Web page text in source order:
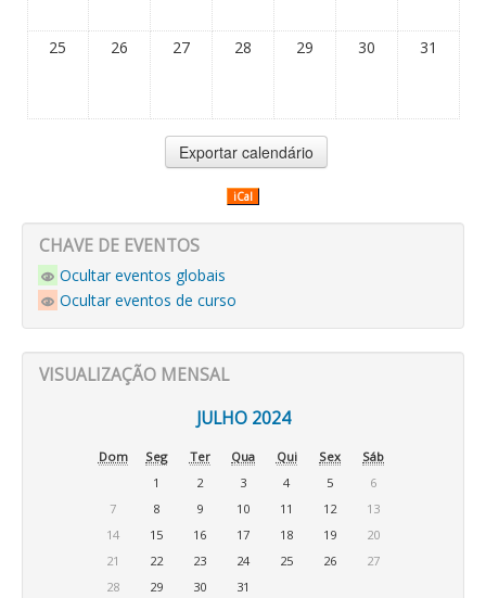
25 26 27 28 29 30 31
iCal
CHAVE DE EVENTOS
Ocultar eventos globais
Ocultar eventos de curso
VISUALIZAÇÃO MENSAL
JULHO 2024
Dom Seg Ter Qua Qui Sex
Sáb
1
2 3 4 5
6
7
8 9 10 11 12
13
14
15 16 17 18 19
20
21
22 23 24 25 26
27
28
29 30 31